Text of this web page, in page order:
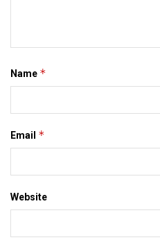
Name *
Email *
Website